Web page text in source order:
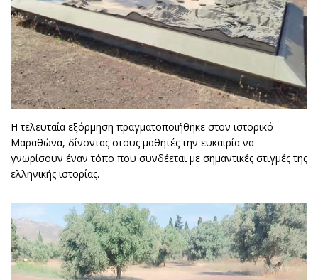
Η τελευταία εξόρμηση πραγματοποιήθηκε στον ιστορικό
Μαραθώνα, δίνοντας στους μαθητές την ευκαιρία να
γνωρίσουν έναν τόπο που συνδέεται με σημαντικές στιγμές της
ελληνικής ιστορίας.